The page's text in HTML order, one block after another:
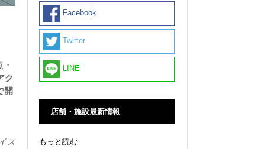
ク
開
ズ
Facebook
Twitter
LINE
店舗・施設最新情報
もっと読む